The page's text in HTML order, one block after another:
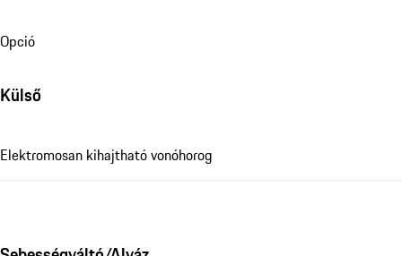
Opció
Külső
Elektromosan kihajtható vonóhorog